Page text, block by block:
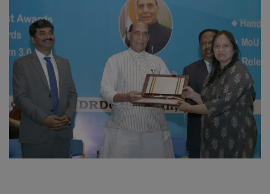
Contact
Dipotsav Special
આંતરરાષ્ટ્રીય
રાષ્ટ્રીય
ગુજરાત